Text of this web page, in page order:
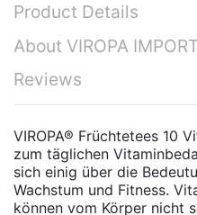
Product Details
About VIROPA
Reviews
VIROPA® Früchtetees 10
zum täglichen
sich einig über die
Wachstum und Fitness.
können vom Körper nicht